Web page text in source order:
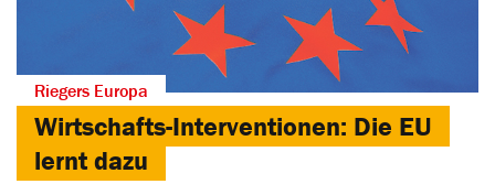
Riegers Europa
Wirtschafts-Interventionen: Die EU
lernt dazu